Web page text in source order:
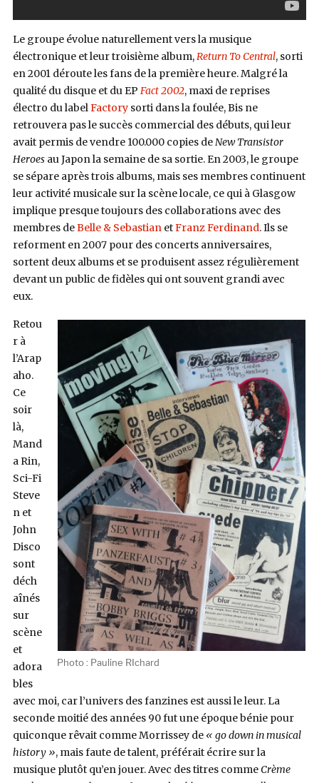
Le groupe évolue naturellement vers la musique
électronique et leur troisième album,Return To Central, sorti
en 2001 déroute les fans de la première heure. Malgré la
qualité du disque et du EP Fact 2002, maxi de reprises
électro du labelFactorysorti dans la foulée, Bis ne
retrouvera pas le succès commercial des débuts, qui leur
avait permis de vendre 100.000 copies deNew Transistor
Heroesau Japon la semaine de sa sortie. En 2003, le groupe
se sépare après trois albums, mais ses membres continuent
leur activité musicale sur la scène locale, ce qui à Glasgow
implique presque toujours des collaborations avec des
membres deBelle & SebastianetFranz Ferdinand. Ils se
reforment en 2007 pour des concerts anniversaires,
sortent deux albums et se produisent assez régulièrement
devant un public de fidèles qui ont souvent grandi avec
eux.
Photo : Pauline RIchard
Retou
r à
l’Arap
aho.
Ce
soir
là,
Mand
a Rin,
Sci-Fi
Steve
n et
John
Disco
sont
déch
aînés
sur
scène
et
adora
bles
avec moi, car l’univers des fanzines est aussi le leur. La
seconde moitié des années 90 fut une époque bénie pour
quiconque rêvait comme Morrissey de « go down in musical
history », mais faute de talent, préférait écrire sur la
musique plutôt qu’en jouer. Avec des titres commeCrème